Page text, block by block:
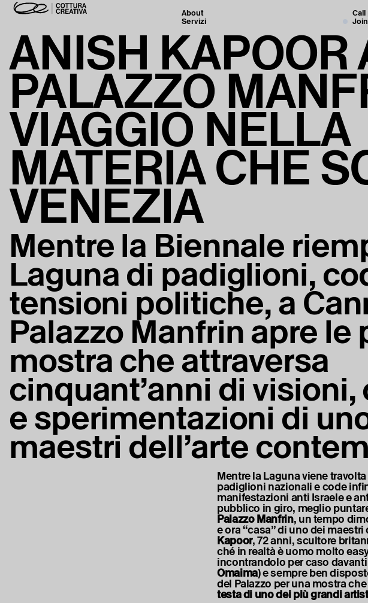
About
Servizi
ANISH KAPOOR
PALAZZO
VIAGGIO NELLA
MATERIA CHE
VENEZIA
Mentre la Biennale
Laguna di padiglioni,
tensioni politiche, a
Palazzo Manfrin apre le
mostra che attraversa
cinquant’anni di
e sperimentazioni di
maestri dell’arte
Mentre la Laguna viene
padiglioni nazionali e code
manifestazioni anti Israele e
pubblico in giro, meglio
Palazzo Manfrin, un tempo
e ora “casa” di uno dei
Kapoor, 72 anni, scultore
ché in realtà è uomo molto
incontrandolo per caso
Omaima) e sempre ben
del Palazzo per una mostra
testa di uno dei più grandi